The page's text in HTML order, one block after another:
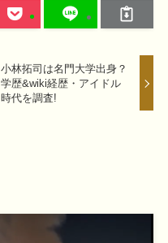
小林拓司は名門大学出身？
学歴&wiki経歴・アイドル
時代を調査!